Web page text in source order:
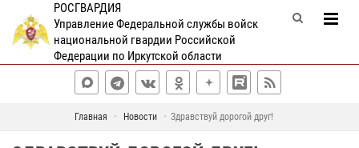
РОСГВАРДИЯ
Управление Федеральной службы войск
национальной гвардии Российской
Федерации по Иркутской области
Главная Новости Здравствуй дорогой друг!